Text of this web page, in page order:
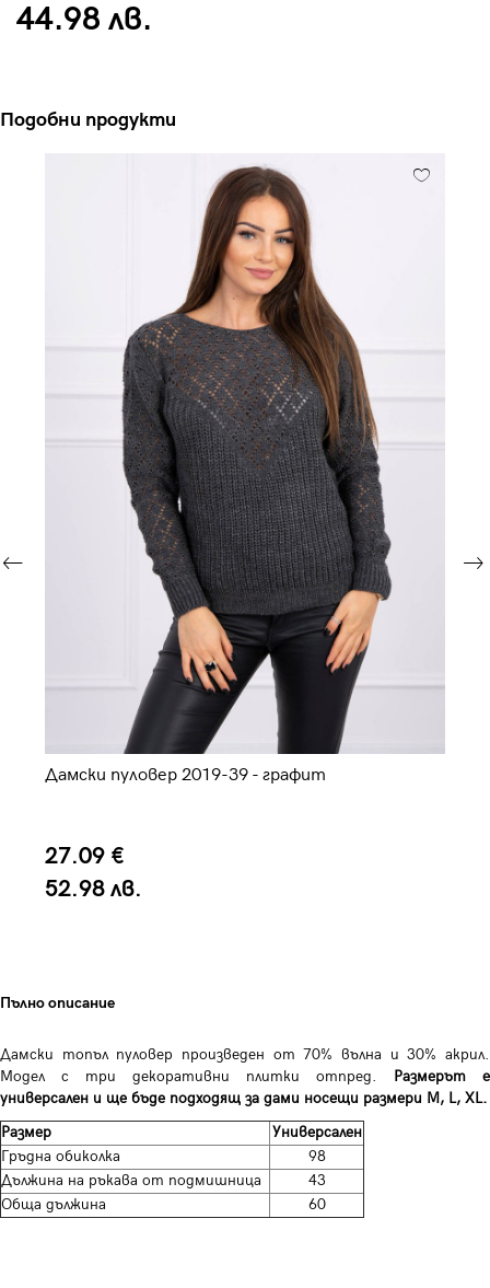
44.98 лв.
Подобни продукти
Дамски пуловер 2019-39 - графит
27.09 €
52.98 лв.
Пълно описание
Дамски топъл пуловер произведен от 70% вълна и 30% акрил.
Модел с три декоративни плитки отпред. Размерът е
универсален и ще бъде подходящ за дами носещи размери M, L, XL.
Размер
Универсален
Гръдна обиколка
98
Дължина на ръкава от подмишница
43
Обща дължина
60